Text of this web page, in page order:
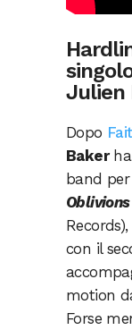
Julien
Dopo
Bakerha
band
Oblivions
con il
motion
Forse